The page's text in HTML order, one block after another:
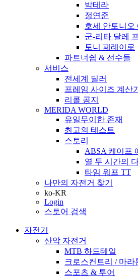
박테라
정연준
호세 안토니오
군-리타 달레
토니 페레이로
파트너쉽 & 선수들
서비스
전세계 딜러
프레임 사이즈 계산기
리콜 공지
MERIDA WORLD
유일무이한 존재
최고의 테스트
스토리
ABSA 케이프
열 두 시간의
타임 워프 TT
나만의 자전거 찾기
ko-KR
Login
스토어 검색
자전거
산악 자전거
MTB 하드테일
크로스컨트리 / 마라
스포츠 & 투어